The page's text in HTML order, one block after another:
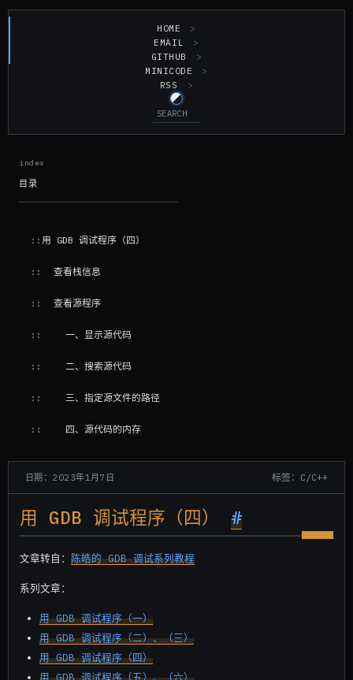
HOME
EMAIL
GITHUB
MINICODE
RSS
日期：2023年1月7日 标签：C/C++
用 GDB 调试程序（四） #
文章转自： 陈皓的 GDB 调试系列教程
系列文章：
用 GDB 调试程序（一）
用 GDB 调试程序（二）、（三）
用 GDB 调试程序（四）
用 GDB 调试程序（五）、（六）
目录
用 GDB 调试程序（四）
查看栈信息
查看源程序
一、显示源代码
二、搜索源代码
三、指定源文件的路径
四、源代码的内存